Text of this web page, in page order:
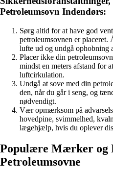
Petroleumsovn Indendørs:
Sørg altid for at have god
petroleumsovnen er
lufte ud og undgå ophobning
Placer ikke din
mindst en meters afstand for
luftcirkulation.
Undgå at sove med din
den, når du går i seng, og
nødvendigt.
Vær opmærksom på
hovedpine, svimmelhed,
lægehjælp, hvis du oplever
Populære Mærker og
Petroleumsovne